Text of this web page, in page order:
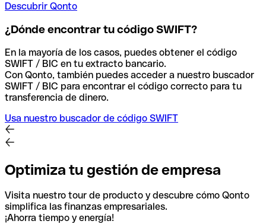
Descubrir Qonto
¿Dónde encontrar tu código SWIFT?
En la mayoría de los casos, puedes obtener el código
SWIFT / BIC en tu extracto bancario.
Con Qonto, también puedes acceder a nuestro buscador
SWIFT / BIC para encontrar el código correcto para tu
transferencia de dinero.
Usa nuestro buscador de código SWIFT
Optimiza tu gestión de empresa
Visita nuestro tour de producto y descubre cómo Qonto
simplifica las finanzas empresariales.
¡Ahorra tiempo y energía!